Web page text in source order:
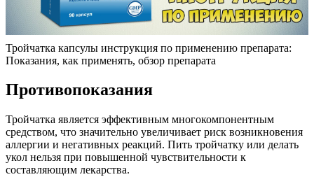
Тройчатка капсулы инструкция по применению препарата:
Показания, как применять, обзор препарата
Противопоказания
Тройчатка является эффективным многокомпонентным
средством, что значительно увеличивает риск возникновения
аллергии и негативных реакций. Пить тройчатку или делать
укол нельзя при повышенной чувствительности к
составляющим лекарства.